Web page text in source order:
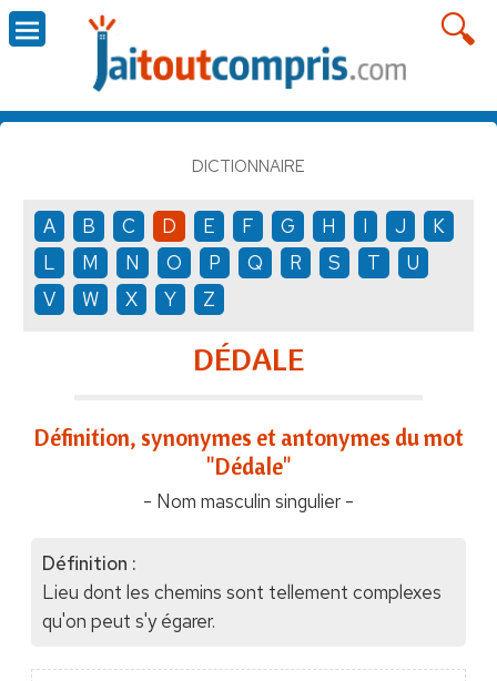
DICTIONNAIRE
A B C D E F G H I J
K
L
M N O P Q R S T
U
V
W X Y Z
DÉDALE
Définition, synonymes et antonymes du mot
"Dédale"
- Nom masculin singulier -
Définition :
Lieu dont les chemins sont tellement complexes
qu'on peut s'y égarer.